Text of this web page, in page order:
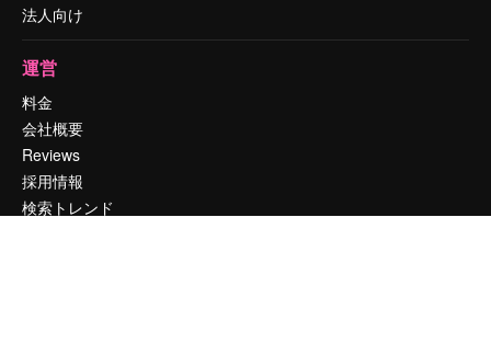
法人向け
運営
料金
会社概要
Reviews
採用情報
検索トレンド